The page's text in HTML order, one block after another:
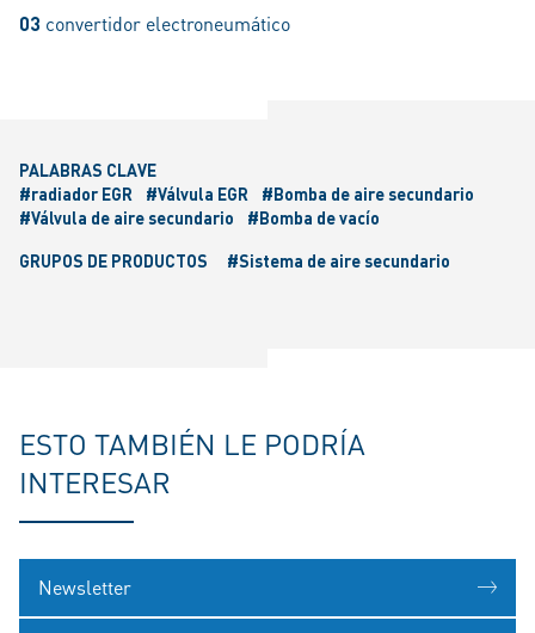
03 convertidor electroneumático
PALABRAS CLAVE
#radiador EGR
#Válvula EGR
#Bomba de aire secundario
#Válvula de aire secundario
#Bomba de vacío
GRUPOS DE PRODUCTOS
#Sistema de aire secundario
ESTO TAMBIÉN LE PODRÍA
INTERESAR
Newsletter